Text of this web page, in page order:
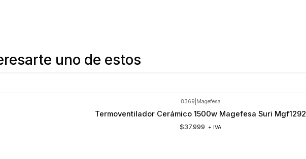
uno de estos
8369 Magefesa
Termoventilador Cerámico 1500w Magefesa Suri Mgf1292
$37.999 + IVA